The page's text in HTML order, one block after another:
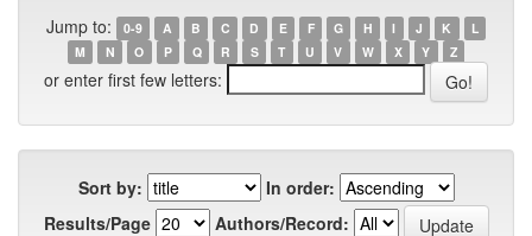
Jump to: 0-9 A B C D E F G H I J K
L
M
N O P Q R S T U V W X Y Z
or enter first few letters:
Sort by:
In order:
Results/Page
Authors/Record: